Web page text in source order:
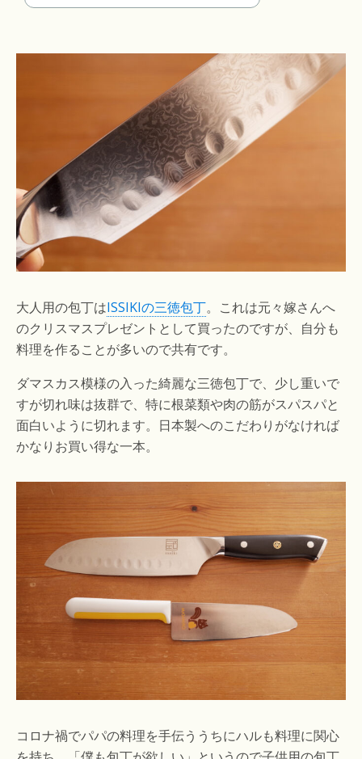
大人用の包丁はISSIKIの三徳包丁。これは元々嫁さんへ
のクリスマスプレゼントとして買ったのですが、自分も
料理を作ることが多いので共有です。
ダマスカス模様の入った綺麗な三徳包丁で、少し重いで
すが切れ味は抜群で、特に根菜類や肉の筋がスパスパと
面白いように切れます。日本製へのこだわりがなければ
かなりお買い得な一本。
コロナ禍でパパの料理を手伝ううちにハルも料理に関心